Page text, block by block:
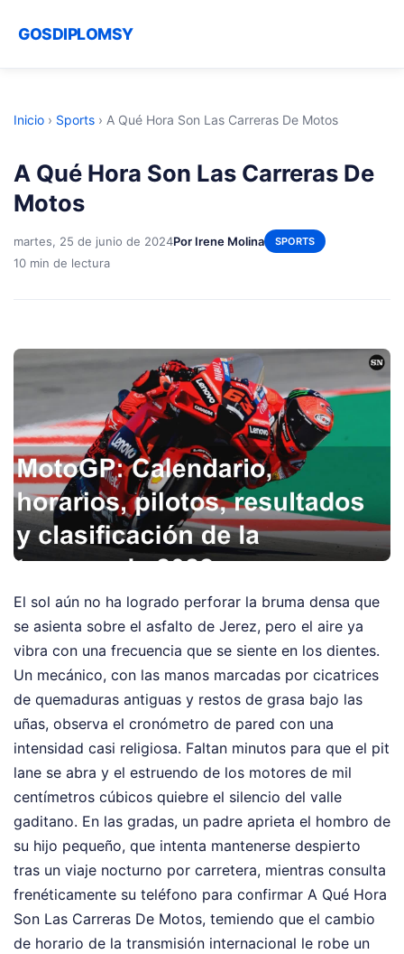
GOSDIPLOMSY
Inicio › Sports › A Qué Hora Son Las Carreras De Motos
A Qué Hora Son Las Carreras De
Motos
martes, 25 de junio de 2024Por Irene Molina SPORTS
10 min de lectura
El sol aún no ha logrado perforar la bruma densa que
se asienta sobre el asfalto de Jerez, pero el aire ya
vibra con una frecuencia que se siente en los dientes.
Un mecánico, con las manos marcadas por cicatrices
de quemaduras antiguas y restos de grasa bajo las
uñas, observa el cronómetro de pared con una
intensidad casi religiosa. Faltan minutos para que el pit
lane se abra y el estruendo de los motores de mil
centímetros cúbicos quiebre el silencio del valle
gaditano. En las gradas, un padre aprieta el hombro de
su hijo pequeño, que intenta mantenerse despierto
tras un viaje nocturno por carretera, mientras consulta
frenéticamente su teléfono para confirmar A Qué Hora
Son Las Carreras De Motos, temiendo que el cambio
de horario de la transmisión internacional le robe un